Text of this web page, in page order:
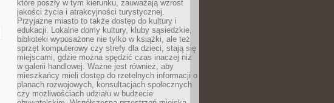
które poszły w tym kierunku, zauważają wzrost
jakości życia i atrakcyjności turystycznej.
Przyjazne miasto to także dostęp do kultury i
edukacji. Lokalne domy kultury, kluby sąsiedzkie,
biblioteki wyposażone nie tylko w książki, ale też
sprzęt komputerowy czy strefy dla dzieci, stają się
miejscami, gdzie można spędzić czas inaczej niż
w galerii handlowej. Ważne jest również, aby
mieszkańcy mieli dostęp do rzetelnych informacji o
planach rozwojowych, konsultacjach społecznych
czy możliwościach udziału w budżecie